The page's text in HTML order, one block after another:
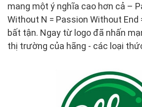
mang một ý nghĩa cao hơn cả –
Without N = Passion Without End
bất tận. Ngay từ logo đã nhấn
thị trường của hãng - các loại